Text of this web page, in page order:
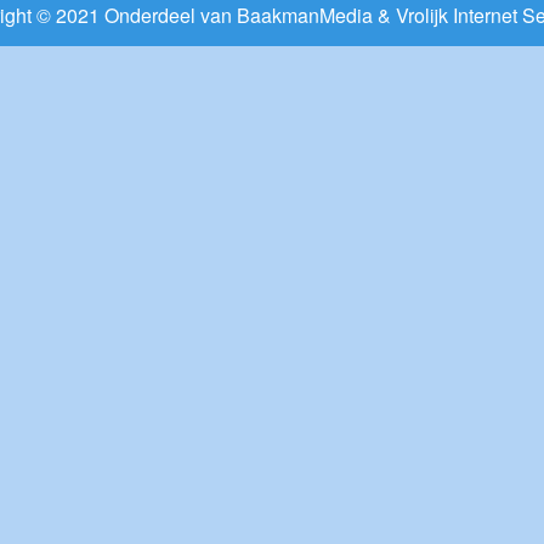
© 2021 Onderdeel van BaakmanMedia& Vrolijk Internet